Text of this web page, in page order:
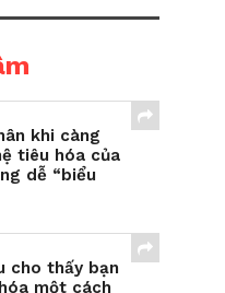
khi càng
tiêu hóa của
dễ “biểu
cho thấy bạn
một cách